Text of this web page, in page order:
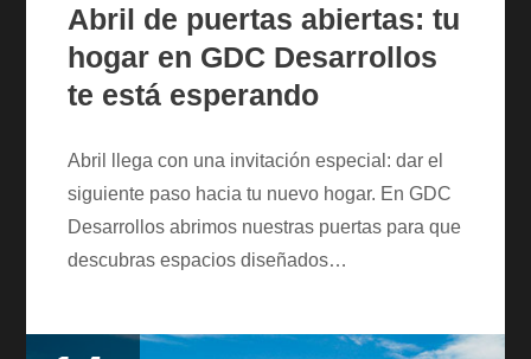
Abril de puertas abiertas: tu
hogar en GDC Desarrollos
te está esperando
Abril llega con una invitación especial: dar el
siguiente paso hacia tu nuevo hogar. En GDC
Desarrollos abrimos nuestras puertas para que
descubras espacios diseñados…